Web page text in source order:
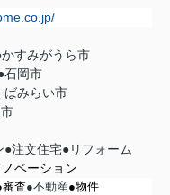
かすみがうら市
石岡市
ばみらい市
●注文住宅●リフォーム
ベーション
査●不動産●物件